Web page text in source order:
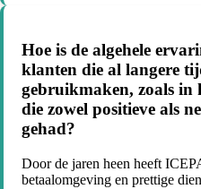
Hoe is de algehele
klanten die al langere
gebruikmaken, zoals in
die zowel positieve als
gehad?
Door de jaren heen heeft
betaalomgeving en prettige